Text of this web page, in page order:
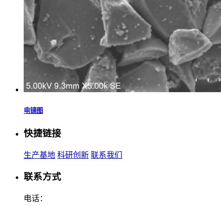
电镜图
快捷链接
生产基地 科研创新 联系我们
联系方式
电话：